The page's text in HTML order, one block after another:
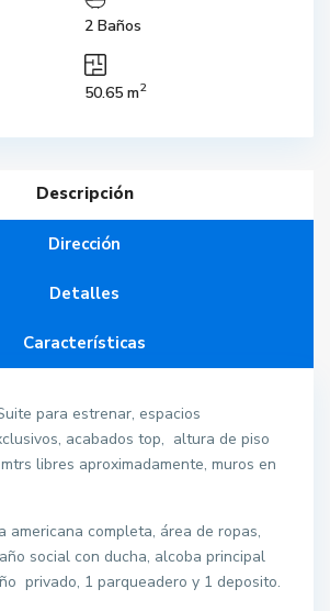
2 Baños
50.65 m2
Descripción
Dirección
Detalles
Características
para estrenar, espacios
acabados top, altura de piso
libres aproximadamente, muros en
americana completa, área de ropas,
social con ducha, alcoba principal
privado, 1 parqueadero y 1 deposito.